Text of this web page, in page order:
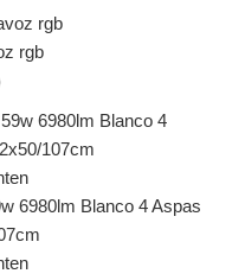
rgb
6980lm Blanco 4 Aspas